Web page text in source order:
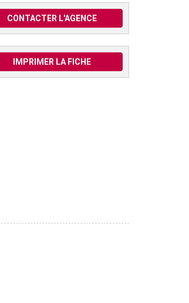
CONTACTER L'AGENCE
IMPRIMER LA FICHE